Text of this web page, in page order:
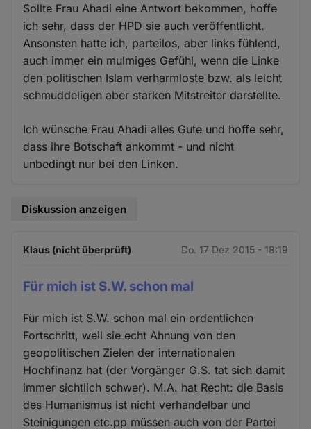
Sollte Frau Ahadi eine Antwort bekommen, hoffe
ich sehr, dass der HPD sie auch veröffentlicht.
Ansonsten hatte ich, parteilos, aber links fühlend,
auch immer ein mulmiges Gefühl, wenn die Linke
den politischen Islam verharmloste bzw. als leicht
schmuddeligen aber starken Mitstreiter darstellte.
Ich wünsche Frau Ahadi alles Gute und hoffe sehr,
dass ihre Botschaft ankommt - und nicht
unbedingt nur bei den Linken.
Diskussion anzeigen
Klaus (nicht überprüft) Do. 17 Dez 2015 - 18:19
Für mich ist S.W. schon mal
Für mich ist S.W. schon mal ein ordentlichen
Fortschritt, weil sie echt Ahnung von den
geopolitischen Zielen der internationalen
Hochfinanz hat (der Vorgänger G.S. tat sich damit
immer sichtlich schwer). M.A. hat Recht: die Basis
des Humanismus ist nicht verhandelbar und
Steinigungen etc.pp müssen auch von der Partei